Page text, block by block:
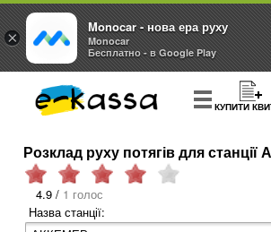
КУПИТИ
Розклад руху потягів для
4.9 / 1 голос
Назва станції:
×
Monocar - нова ера руху
Monocar
Бесплатно - в Google Play